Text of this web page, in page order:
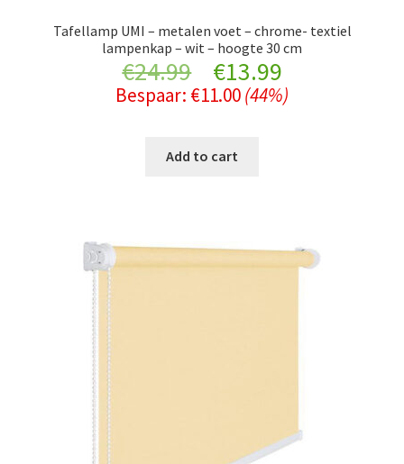
Tafellamp UMI – metalen voet – chrome- textiel
lampenkap – wit – hoogte 30 cm
€24.99
Original
price
was:
€13.99Current
price
Bespaar: €11.00(44%)
Add to cart